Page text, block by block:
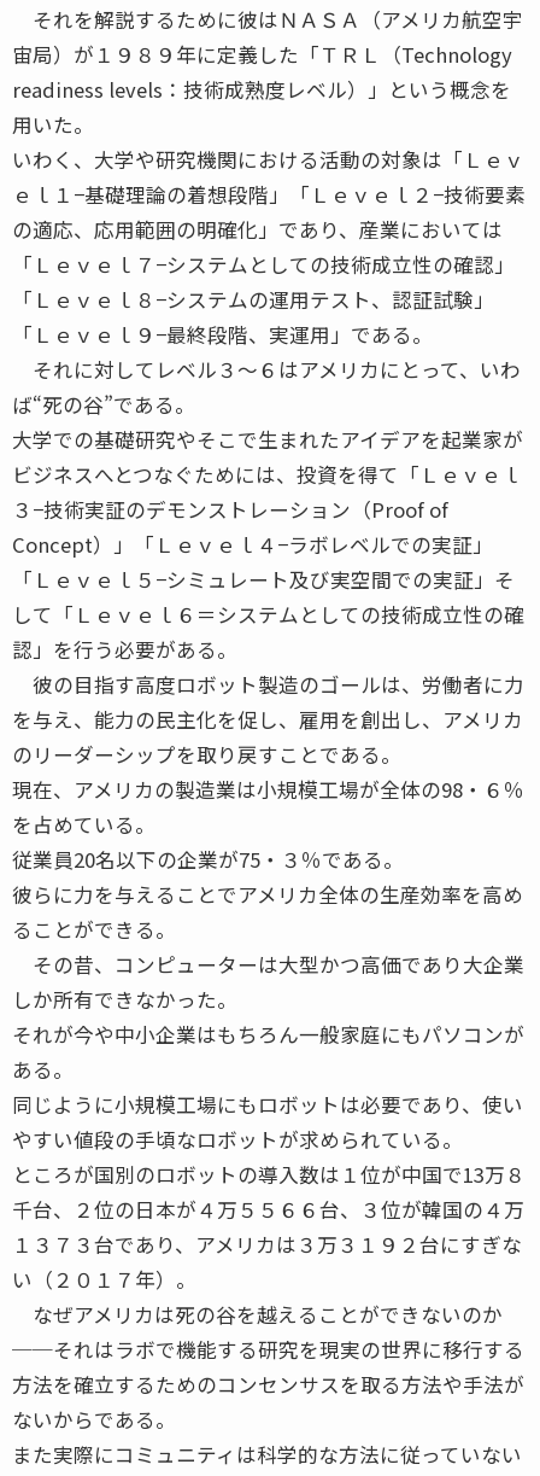
それを解説するために彼はＮＡＳＡ（アメリカ航空宇
宙局）が１９８９年に定義した「ＴＲＬ（Technology
readiness levels：技術成熟度レベル）」という概念を
用いた。
いわく、大学や研究機関における活動の対象は「Ｌｅｖ
ｅｌ１−基礎理論の着想段階」「Ｌｅｖｅｌ２−技術要素
の適応、応用範囲の明確化」であり、産業においては
「Ｌｅｖｅｌ７−システムとしての技術成立性の確認」
「Ｌｅｖｅｌ８−システムの運用テスト、認証試験」
「Ｌｅｖｅｌ９−最終段階、実運用」である。
それに対してレベル３〜６はアメリカにとって、いわ
ば“死の谷”である。
大学での基礎研究やそこで生まれたアイデアを起業家が
ビジネスへとつなぐためには、投資を得て「Ｌｅｖｅｌ
３−技術実証のデモンストレーション（Proof of
Concept）」「Ｌｅｖｅｌ４−ラボレベルでの実証」
「Ｌｅｖｅｌ５−シミュレート及び実空間での実証」そ
して「Ｌｅｖｅｌ６＝システムとしての技術成立性の確
認」を行う必要がある。
彼の目指す高度ロボット製造のゴールは、労働者に力
を与え、能力の民主化を促し、雇用を創出し、アメリカ
のリーダーシップを取り戻すことである。
現在、アメリカの製造業は小規模工場が全体の98・６％
を占めている。
従業員20名以下の企業が75・３％である。
彼らに力を与えることでアメリカ全体の生産効率を高め
ることができる。
その昔、コンピューターは大型かつ高価であり大企業
しか所有できなかった。
それが今や中小企業はもちろん一般家庭にもパソコンが
ある。
同じように小規模工場にもロボットは必要であり、使い
やすい値段の手頃なロボットが求められている。
ところが国別のロボットの導入数は１位が中国で13万８
千台、２位の日本が４万５５６６台、３位が韓国の４万
１３７３台であり、アメリカは３万３１９２台にすぎな
い（２０１７年）。
なぜアメリカは死の谷を越えることができないのか
──それはラボで機能する研究を現実の世界に移行する
方法を確立するためのコンセンサスを取る方法や手法が
ないからである。
また実際にコミュニティは科学的な方法に従っていない